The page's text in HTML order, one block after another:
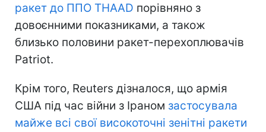
ракет до ППО THAAD порівняно з
довоєнними показниками, а також
близько половини ракет-перехоплювачів
Patriot.
Крім того, Reuters дізналося, що армія
США під час війни з Іраном застосувала
майже всі свої високоточні зенітні ракети